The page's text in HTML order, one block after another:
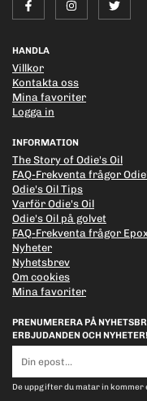
HANDLA
Villkor
Kontakta oss
Mina favoriter
Logga in
INFORMATION
The Story of Odie's Oil
FAQ-Frekventa frågor
Odie's Oil Tips
Varför Odie's Oil
Odie's Oil på golvet
FAQ-Frekventa frågor
Nyheter
Nyhetsbrev
Om cookies
Mina favoriter
PRENUMERERA PÅ
ERBJUDANDEN OCH NYHETER!
postadress
De uppgifter du matar in kommer